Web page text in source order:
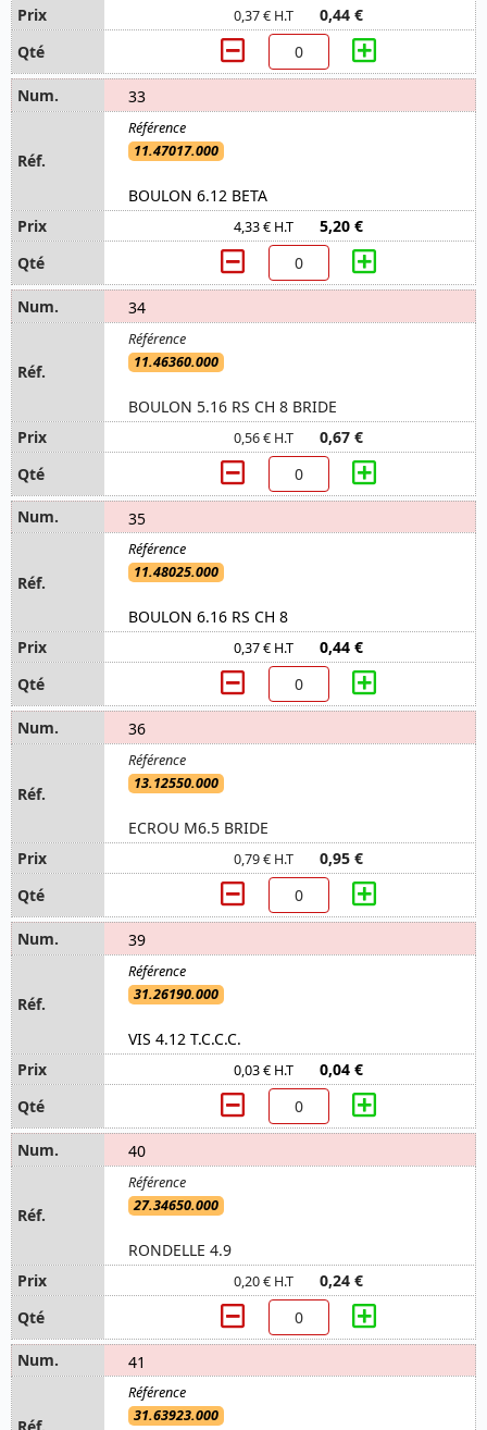
0,37 € H.T 0,44 €
33
11.47017.000
BOULON 6.12 BETA
4,33 € H.T 5,20 €
34
11.46360.000
BOULON 5.16 RS CH 8 BRIDE
0,56 € H.T 0,67 €
35
11.48025.000
BOULON 6.16 RS CH 8
0,37 € H.T 0,44 €
36
13.12550.000
ECROU M6.5 BRIDE
0,79 € H.T 0,95 €
39
31.26190.000
VIS 4.12 T.C.C.C.
0,03 € H.T 0,04 €
40
27.34650.000
RONDELLE 4.9
0,20 € H.T 0,24 €
41
31.63923.000